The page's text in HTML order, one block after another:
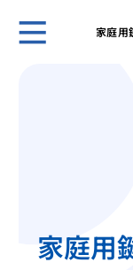
家庭用
家庭用